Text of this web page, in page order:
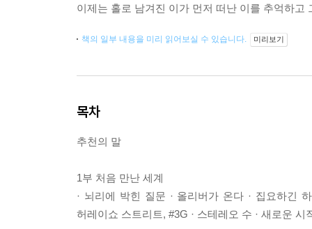
이제는 홀로 남겨진 이가 먼저 떠난 이를 추억하고
책의 일부 내용을 미리 읽어보실 수 있습니다. 미리보기
목차
추천의 말
1부 처음 만난 세계
· 뇌리에 박힌 질문 · 올리버가 온다 · 집요하긴
허레이쇼 스트리트, #3G · 스테레오 수 · 새로운 시